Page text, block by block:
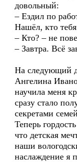
довольный:
– Ездил по
Нашёл, кто
– Кто? – не
– Завтра. Всё
На следующий
Ангелина
научила меня
сразу стало
секретами
Теперь
что детская
наши
наслаждение я